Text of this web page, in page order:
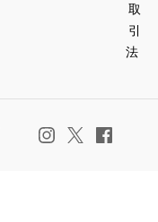
取
引
法